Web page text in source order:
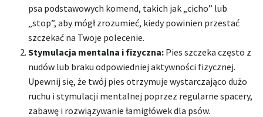
psa podstawowych komend, takich jak „cicho” lub
„stop”, aby mógł zrozumieć, kiedy powinien przestać
szczekać na Twoje polecenie.
Stymulacja mentalna i fizyczna: Pies szczeka często z
nudów lub braku odpowiedniej aktywności fizycznej.
Upewnij się, że twój pies otrzymuje wystarczająco dużo
ruchu i stymulacji mentalnej poprzez regularne spacery,
zabawę i rozwiązywanie łamigłówek dla psów.